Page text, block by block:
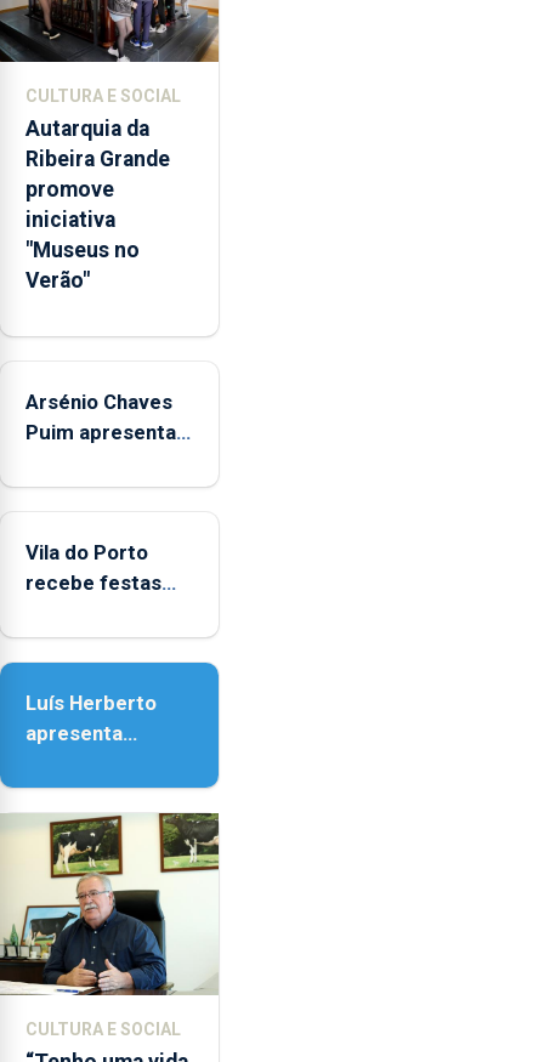
da
promoção
competências
pessoais,
emocionais
e
sociais
junto
das
CULTURA E SOCIAL
Autarquia da
Ribeira Grande
promove
iniciativa
"Museus no
Verão"
Arsénio Chaves
Puim apresenta
Biblioteca de Vila
Vila do Porto
recebe festas
Nossa Senhora
Luís Herberto
apresenta
Paisagem’
CULTURA E SOCIAL